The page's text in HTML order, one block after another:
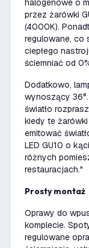
halogenowe o
przez żarówki
(4000K).
regulowane, co
ciepłego
ściemniać od
Dodatkowo,
wynoszący
światło
kiedy te
emitować
LED GU10 o
różnych
restauracjach."
Prosty montaż
Oprawy do
komplecie.
regulowane